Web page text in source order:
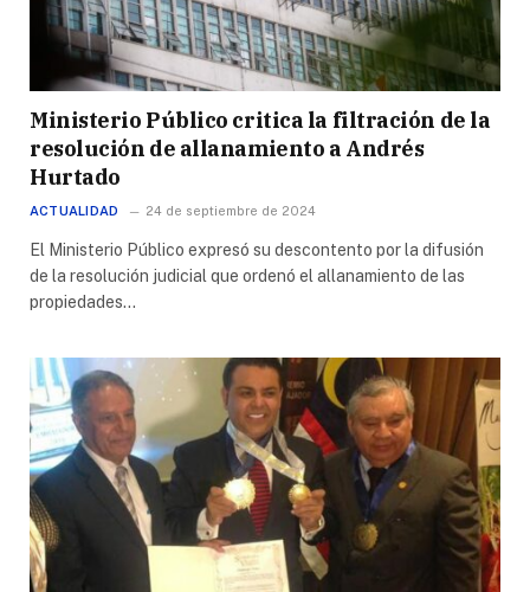
Ministerio Público critica la filtración de la
resolución de allanamiento a Andrés
Hurtado
ACTUALIDAD 24 de septiembre de 2024
El Ministerio Público expresó su descontento por la difusión
de la resolución judicial que ordenó el allanamiento de las
propiedades…